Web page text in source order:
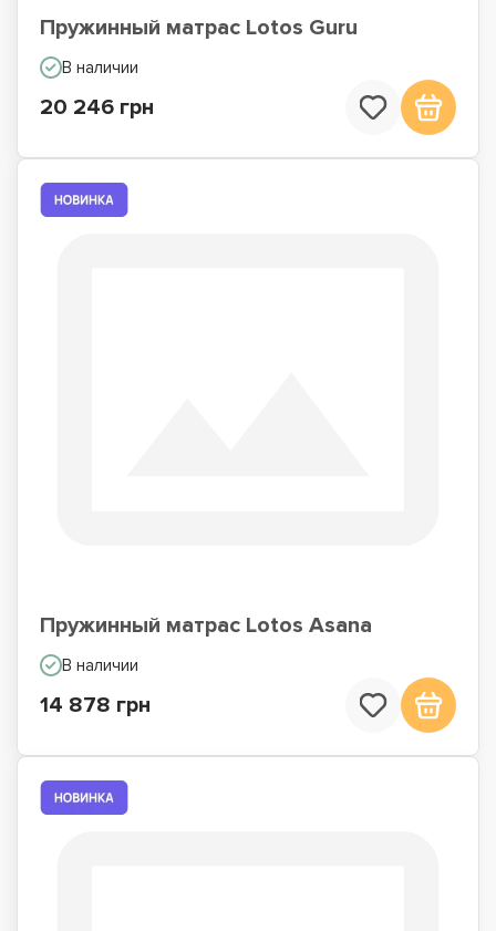
Пружинный матрас Lotos Guru
В наличии
20 246 грн
Пружинный матрас Lotos Asana
В наличии
14 878 грн